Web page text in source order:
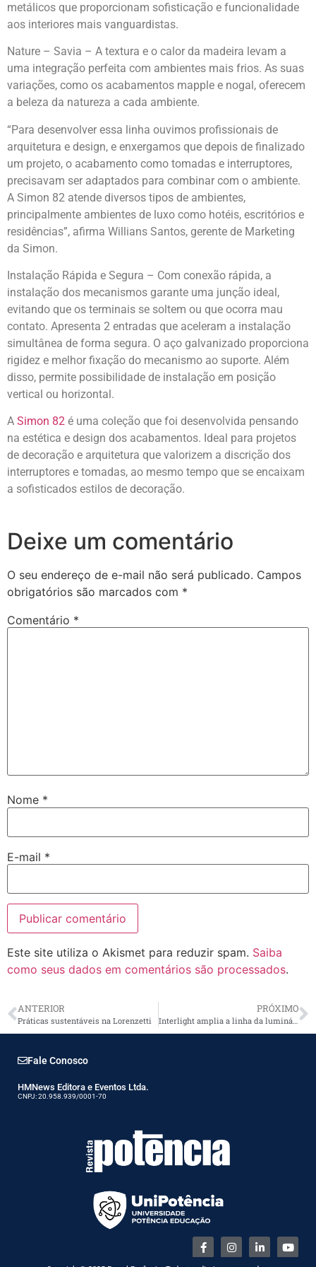
metálicos que proporcionam sofisticação e funcionalidade
aos interiores mais vanguardistas.
Nature – Savia – A textura e o calor da madeira levam a
uma integração perfeita com ambientes mais frios. As suas
variações, como os acabamentos mapple e nogal, oferecem
a beleza da natureza a cada ambiente.
“Para desenvolver essa linha ouvimos profissionais de
arquitetura e design, e enxergamos que depois de finalizado
um projeto, o acabamento como tomadas e interruptores,
precisavam ser adaptados para combinar com o ambiente.
A Simon 82 atende diversos tipos de ambientes,
principalmente ambientes de luxo como hotéis, escritórios e
residências”, afirma Willians Santos, gerente de Marketing
da Simon.
Instalação Rápida e Segura – Com conexão rápida, a
instalação dos mecanismos garante uma junção ideal,
evitando que os terminais se soltem ou que ocorra mau
contato. Apresenta 2 entradas que aceleram a instalação
simultânea de forma segura. O aço galvanizado proporciona
rigidez e melhor fixação do mecanismo ao suporte. Além
disso, permite possibilidade de instalação em posição
vertical ou horizontal.
A Simon 82 é uma coleção que foi desenvolvida pensando
na estética e design dos acabamentos. Ideal para projetos
de decoração e arquitetura que valorizem a discrição dos
interruptores e tomadas, ao mesmo tempo que se encaixam
a sofisticados estilos de decoração.
Deixe um comentário
O seu endereço de e-mail não será publicado. Campos
obrigatórios são marcados com *
Comentário *
Nome *
E-mail *
Este site utiliza o Akismet para reduzir spam. Saiba
como seus dados em comentários são processados.
ANTERIOR
Práticas sustentáveis na Lorenzetti
PRÓXIMO
Interlight amplia a linha da luminária Quadra
Fale Conosco
HMNews Editora e Eventos Ltda.
CNPJ: 20.958.939/0001-70